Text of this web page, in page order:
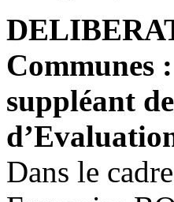
Communes
suppléant
Dans le